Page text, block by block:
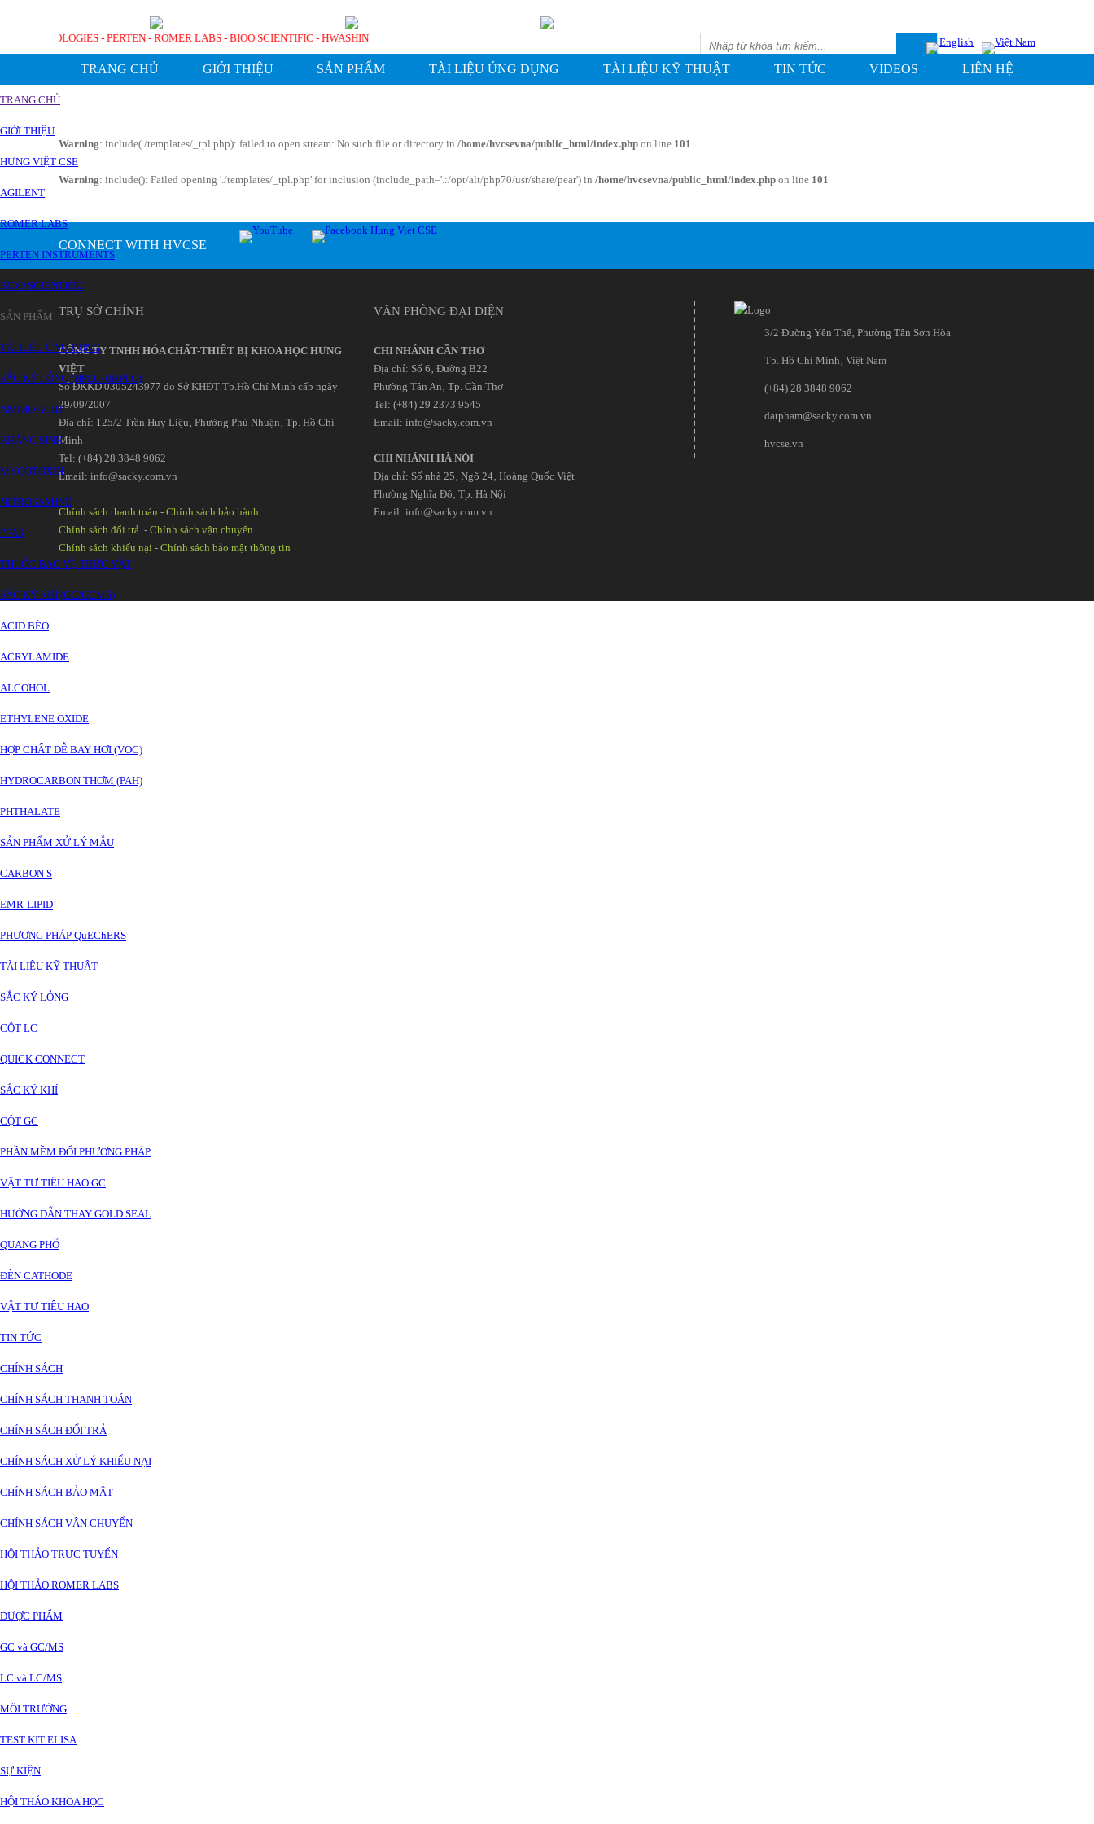
TECHNOLOGIES - PERTEN - ROMER LABS - BIOO SCIENTIFIC - HWASHIN
TRANG CHỦ GIỚI THIỆU SẢN PHẨM TÀI LIỆU ỨNG DỤNG TÀI LIỆU KỸ THUẬT TIN TỨC VIDEOS LIÊN HỆ
TRANG CHỦ
GIỚI THIỆU
HƯNG VIỆT CSE
AGILENT
ROMER LABS
PERTEN INSTRUMENTS
BIOO SCIENTIFIC
SẢN PHẨM
TÀI LIỆU ỨNG DỤNG
SẮC KÝ LỎNG (HPLC/UHPLC)
AMINO ACID
KHÁNG SINH
MYCOTOXIN
NITROSAMINE
PFAS
THUỐC BẢO VỆ THỰC VẬT
SẮC KÝ KHÍ (GC/GCMS)
ACID BÉO
ACRYLAMIDE
ALCOHOL
ETHYLENE OXIDE
HỢP CHẤT DỄ BAY HƠI (VOC)
HYDROCARBON THƠM (PAH)
PHTHALATE
SẢN PHẨM XỬ LÝ MẪU
CARBON S
EMR-LIPID
PHƯƠNG PHÁP QuEChERS
TÀI LIỆU KỸ THUẬT
SẮC KÝ LỎNG
CỘT LC
QUICK CONNECT
SẮC KÝ KHÍ
CỘT GC
PHẦN MỀM ĐỔI PHƯƠNG PHÁP
VẬT TƯ TIÊU HAO GC
HƯỚNG DẪN THAY GOLD SEAL
QUANG PHỔ
ĐÈN CATHODE
VẬT TƯ TIÊU HAO
TIN TỨC
CHÍNH SÁCH
CHÍNH SÁCH THANH TOÁN
CHÍNH SÁCH ĐỔI TRẢ
CHÍNH SÁCH XỬ LÝ KHIẾU NẠI
CHÍNH SÁCH BẢO MẬT
CHÍNH SÁCH VẬN CHUYỂN
HỘI THẢO TRỰC TUYẾN
HỘI THẢO ROMER LABS
DƯỢC PHẨM
GC và GC/MS
LC và LC/MS
MÔI TRƯỜNG
TEST KIT ELISA
SỰ KIỆN
HỘI THẢO KHOA HỌC
Warning: include(./templates/_tpl.php): failed to open stream: No such file or directory in /home/hvcsevna/public_html/index.php on line 101
Warning: include(): Failed opening './templates/_tpl.php' for inclusion (include_path='.:/opt/alt/php70/usr/share/pear') in /home/hvcsevna/public_html/index.php on line 101
CONNECT WITH HVCSE
TRỤ SỞ CHÍNH
CÔNG TY TNHH HÓA CHẤT-THIẾT BỊ KHOA HỌC HƯNG
VIỆT
Số ĐKKD 0305243977 do Sở KHĐT Tp.Hồ Chí Minh cấp ngày
29/09/2007
Đia chỉ: 125/2 Trần Huy Liệu‚ Phường Phú Nhuận‚ Tp. Hồ Chí
Minh
Tel: (+84) 28 3848 9062
Email: info@sacky.com.vn
Chính sách thanh toán - Chính sách bảo hành
Chính sách đổi trả - Chính sách vận chuyển
Chính sách khiếu nại - Chính sách bảo mật thông tin
VĂN PHÒNG ĐẠI DIỆN
CHI NHÁNH CẦN THƠ
Địa chỉ: Số 6‚ Đường B22
Phường Tân An‚ Tp. Cần Thơ
Tel: (+84) 29 2373 9545
Email: info@sacky.com.vn
CHI NHÁNH HÀ NỘI
Địa chỉ: Số nhà 25‚ Ngõ 24‚ Hoàng Quốc Việt
Phường Nghĩa Đô‚ Tp. Hà Nội
Email: info@sacky.com.vn
3/2 Đường Yên Thế‚ Phường Tân Sơn Hòa
Tp. Hồ Chí Minh‚ Việt Nam
(+84) 28 3848 9062
datpham@sacky.com.vn
hvcse.vn